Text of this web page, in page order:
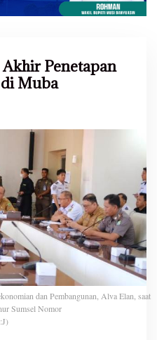
Akhir Penetapan
Muba
dan Pembangunan, Alva Elan, saat
Sumsel Nomor